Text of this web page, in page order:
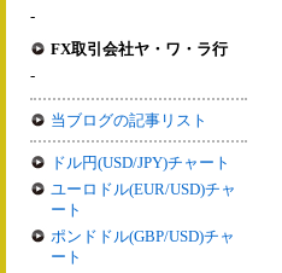
-
FX取引会社ヤ・ワ・ラ行
-
当ブログの記事リスト
ドル円(USD/JPY)チャート
ユーロドル(EUR/USD)チャ
ート
ポンドドル(GBP/USD)チャ
ート